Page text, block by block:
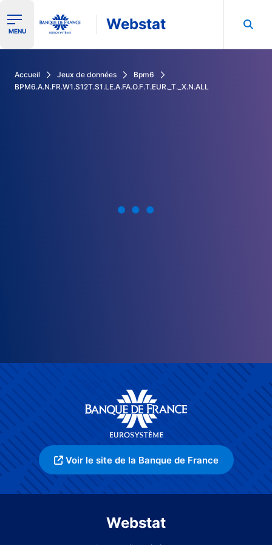
Ouvrir le menu de navigation
MENU Webstat
Accueil Jeux de données
Bpm6
BPM6.A.N.FR.W1.S12T.S1.LE.A.FA.O.F.T.EUR._T._X.N.ALL
Voir le site de la Banque de France
Webstat